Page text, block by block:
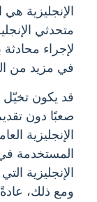
الإنجليزية
متحدثي
لإجراء محادثة
في مزيد من
قد يكون تخيّل
صعبًا دون
الإنجليزية
المستخدمة في
الإنجليزية
ومع ذلك،